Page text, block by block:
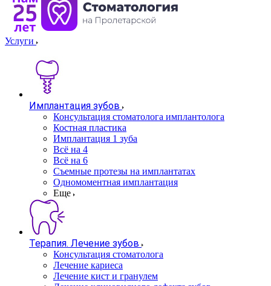
Услуги
Имплантация зубов
Консультация стоматолога имплантолога
Костная пластика
Имплантация 1 зуба
Всё на 4
Всё на 6
Съемные протезы на имплантатах
Одномоментная имплантация
Еще
Терапия. Лечение зубов
Консультация стоматолога
Лечение кариеса
Лечение кист и гранулем